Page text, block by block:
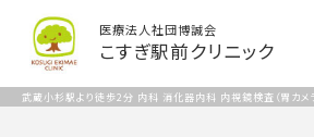
武蔵小杉駅より徒歩2分 内科 消化器内科 内視鏡検査（胃カメ
医療法人社団博誠会
こすぎ駅前クリニック